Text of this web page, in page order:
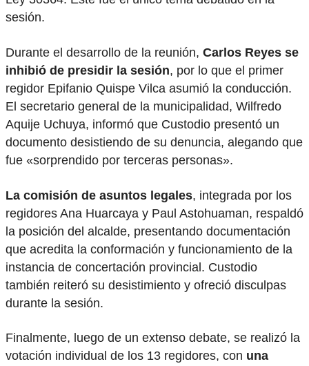
sesión.
Durante el desarrollo de la reunión, Carlos Reyes se
inhibió de presidir la sesión, por lo que el primer
regidor Epifanio Quispe Vilca asumió la conducción.
El secretario general de la municipalidad, Wilfredo
Aquije Uchuya, informó que Custodio presentó un
documento desistiendo de su denuncia, alegando que
fue «sorprendido por terceras personas».
La comisión de asuntos legales, integrada por los
regidores Ana Huarcaya y Paul Astohuaman, respaldó
la posición del alcalde, presentando documentación
que acredita la conformación y funcionamiento de la
instancia de concertación provincial. Custodio
también reiteró su desistimiento y ofreció disculpas
durante la sesión.
Finalmente, luego de un extenso debate, se realizó la
votación individual de los 13 regidores, con una